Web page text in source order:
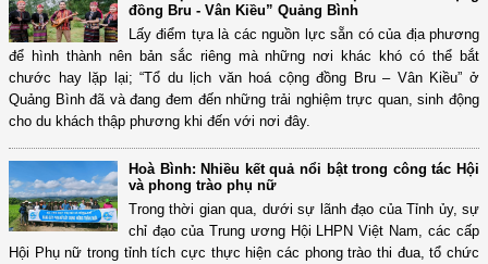
đồng Bru - Vân Kiều” Quảng Bình
Lấy điểm tựa là các nguồn lực sẵn có của địa phương
để hình thành nên bản sắc riêng mà những nơi khác khó có thể bắt
chước hay lặp lại; “Tổ du lịch văn hoá cộng đồng Bru – Vân Kiều” ở
Quảng Bình đã và đang đem đến những trải nghiệm trực quan, sinh động
cho du khách thập phương khi đến với nơi đây.
Hoà Bình: Nhiều kết quả nổi bật trong công tác Hội
và phong trào phụ nữ
Trong thời gian qua, dưới sự lãnh đạo của Tỉnh ủy, sự
chỉ đạo của Trung ương Hội LHPN Việt Nam, các cấp
Hội Phụ nữ trong tỉnh tích cực thực hiện các phong trào thi đua, tổ chức